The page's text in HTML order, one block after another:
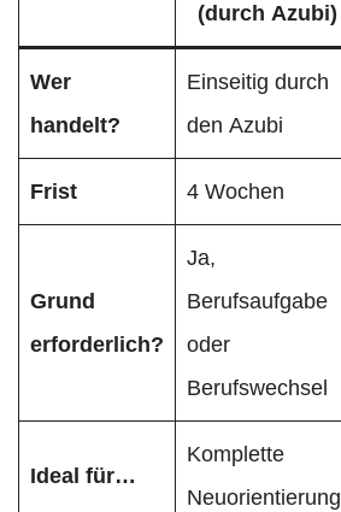
(durch Azubi)
Wer
handelt?
Einseitig durch
den Azubi
Frist 4 Wochen
Grund
erforderlich?
Ja,
Berufsaufgabe
oder
Berufswechsel
Ideal für…
Komplette
Neuorientierung